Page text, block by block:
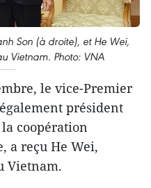
Son (à droite), et He Wei,
Vietnam. Photo: VNA
le vice-Premier
président
coopération
a reçu He Wei,
Vietnam.